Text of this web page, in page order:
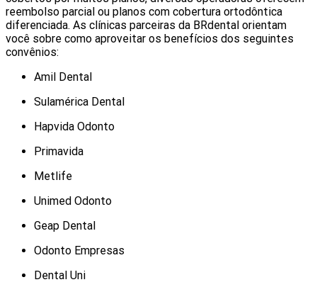
reembolso parcial ou planos com cobertura ortodôntica
diferenciada. As clínicas parceiras da BRdental orientam
você sobre como aproveitar os benefícios dos seguintes
convênios:
Amil Dental
Sulamérica Dental
Hapvida Odonto
Primavida
Metlife
Unimed Odonto
Geap Dental
Odonto Empresas
Dental Uni